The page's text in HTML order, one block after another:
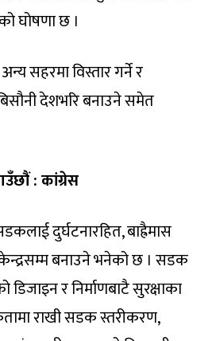
घोषणा छ ।
सहरमा विस्तार गर्ने र
देशभरि बनाउने समेत
: कांग्रेस
दुर्घटनारहित, बाह्रैमास
बनाउने भनेको छ । सडक
र निर्माणबाटै सुरक्षाका
राखी सडक स्तरीकरण,